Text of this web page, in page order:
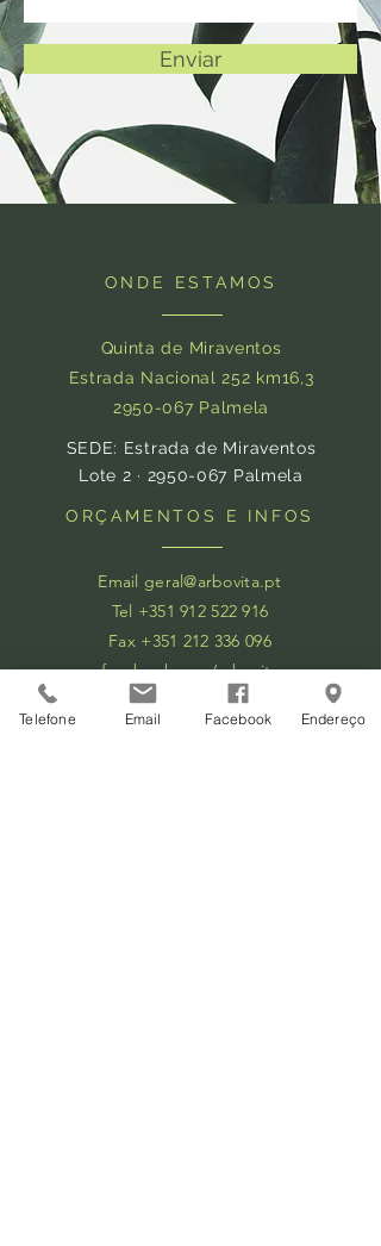
Enviar
ONDE ESTAMOS
Quinta de Miraventos
Estrada Nacional 252 km16,3
2950-067 Palmela
SEDE: Estrada de Miraventos
Lote 2 · 2950-067 Palmela
ORÇAMENTOS E INFOS
Email geral@arbovita.pt
Tel +351 912 522 916
Fax +351 212 336 096
facebook.com/arbovita
Telefone Email Facebook Endereço